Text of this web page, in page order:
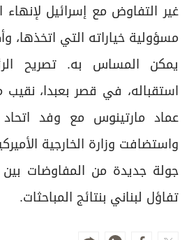
غير التفاوض مع إسرائيل لإنهاء
مسؤولية خياراته التي اتخذها،
يمكن المساس به. تصريح
استقباله، في قصر بعبدا،
عماد مارتينوس مع وفد اتحاد
واستضافت وزارة الخارجية
جولة جديدة من المفاوضات بين
تفاؤل لبناني بنتائج المباحثات.